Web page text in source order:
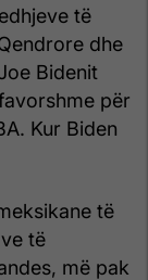
të
dhe
Bidenit
për
Kur Biden
të
të
më pak